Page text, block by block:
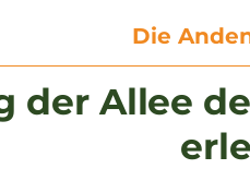
Die
der Allee